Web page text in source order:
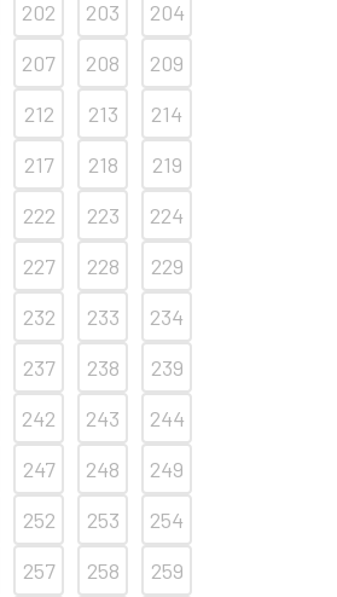
202 203
204
207 208
209
212 213
214
217 218
219
222 223
224
227 228
229
232 233
234
237 238
239
242 243
244
247 248
249
252 253
254
257 258
259